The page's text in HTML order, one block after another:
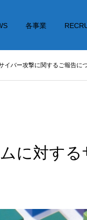
各事業
イバー攻撃に関するご報告に
に対す